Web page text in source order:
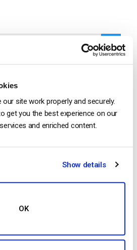
site work properly and securely.
get you the best experience on our
and enriched content.
Show details
OK